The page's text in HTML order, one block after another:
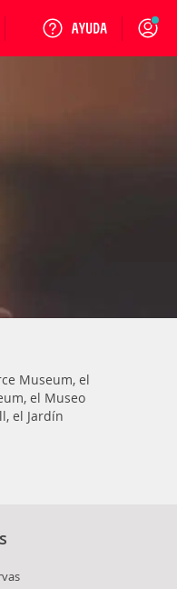
Login
Museum, el
el Museo
el Jardín